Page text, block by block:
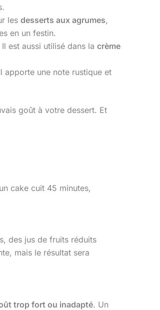
les desserts aux agrumes,
en un festin.
Il est aussi utilisé dans la crème
apporte une note rustique et
goût à votre dessert. Et
cake cuit 45 minutes,
des jus de fruits réduits
mais le résultat sera
trop fort ou inadapté. Un